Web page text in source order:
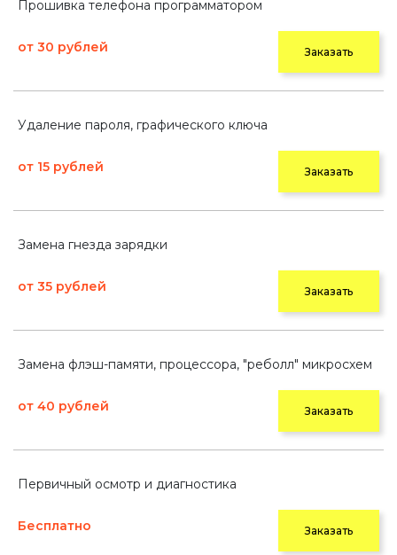
Прошивка телефона программатором
от 30 рублей Заказать
Удаление пароля, графического ключа
от 15 рублей Заказать
Замена гнезда зарядки
от 35 рублей Заказать
Замена флэш-памяти, процессора, "реболл" микросхем
от 40 рублей Заказать
Первичный осмотр и диагностика
Бесплатно Заказать